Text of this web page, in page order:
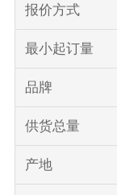
报价方式
最小起订量
品牌
供货总量
产地